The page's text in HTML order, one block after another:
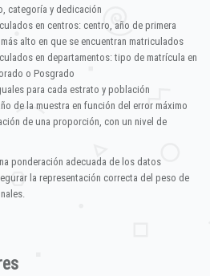
categoría y dedicación
en centros: centro, año de primera
alto en que se encuentran matriculados
en departamentos: tipo de matrícula en
o Posgrado
para cada estrato y población
de la muestra en función del error máximo
de una proporción, con un nivel de
ponderación adecuada de los datos
la representación correcta del peso de